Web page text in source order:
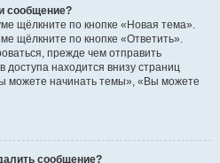
сообщение?
щёлкните по кнопке «Новая тема».
щёлкните по кнопке «Ответить».
прежде чем отправить
находится внизу страниц
начинать темы», «Вы можете
сообщение?